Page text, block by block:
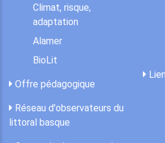
Climat, risque,
adaptation
Alamer
BioLit
Offre pédagogique
Réseau d'observateurs du
littoral basque